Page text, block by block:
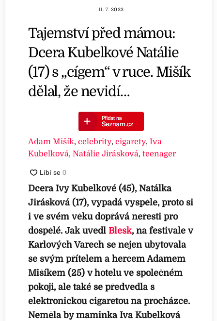
11. 7. 2022
Tajemství před mámou:
Dcera Kubelkové Natálie
(17) s „cígem“ v ruce. Mišík
dělal, že nevidí…
Adam Mišík,celebrity,cigarety,Iva
Kubelková,Natálie Jirásková,teenager
Dcera Ivy Kubelkové (45), Natálka
Jirásková (17), vypadá vyspěle, proto si
i ve svém věku dopřává neřesti pro
dospělé. Jak uvedlBlesk, na festivale v
Karlových Varech se nejen ubytovala
se svým přítelem a hercem Adamem
Mišíkem (25) v hotelu ve společném
pokoji, ale také se předvedla s
elektronickou cigaretou na procházce.
Neměla by maminka Iva Kubelková